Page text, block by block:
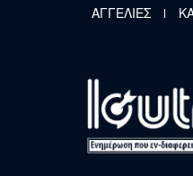
Παράκαμψη προς το κυρίως
ΑΓΓΕΛΙΕΣ